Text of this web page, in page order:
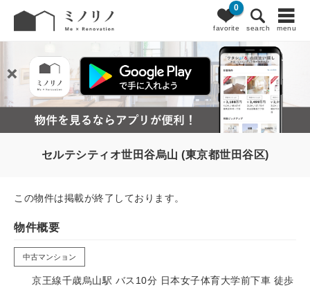
favorite
0
search menu
セルテシティオ世田谷烏山 (東京都世田谷区)
この物件は掲載が終了しております。
物件概要
中古マンション
京王線千歳烏山駅 バス10分 日本女子体育大学前下車 徒歩